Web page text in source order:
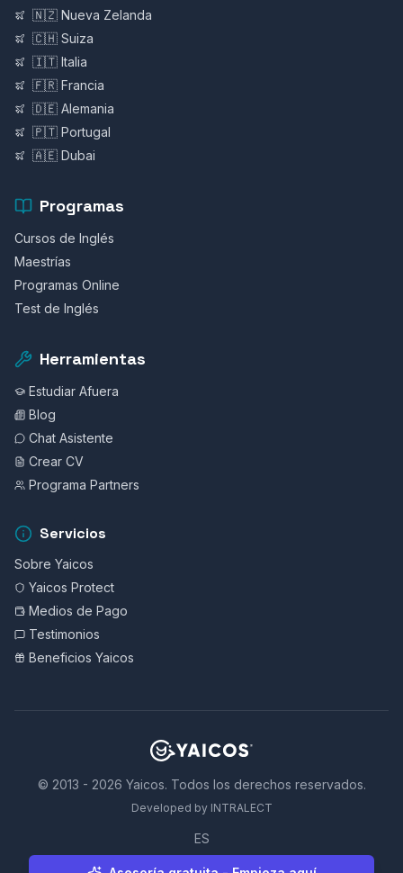
🇳🇿 Nueva Zelanda
🇨🇭 Suiza
🇮🇹 Italia
🇫🇷 Francia
🇩🇪 Alemania
🇵🇹 Portugal
🇦🇪 Dubai
Programas
Cursos de Inglés
Maestrías
Programas Online
Test de Inglés
Herramientas
Estudiar Afuera
Blog
Chat Asistente
Crear CV
Programa Partners
Servicios
Sobre Yaicos
Yaicos Protect
Medios de Pago
Testimonios
Beneficios Yaicos
© 2013 - 2026 Yaicos. Todos los derechos reservados.
Developed by INTRALECT
ES